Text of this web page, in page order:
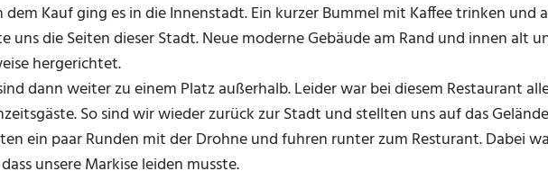
dem Kauf ging es in die Innenstadt. Ein kurzer Bummel mit Kaffee trinken und
uns die Seiten dieser Stadt. Neue moderne Gebäude am Rand und innen alt
hergerichtet.
dann weiter zu einem Platz außerhalb. Leider war bei diesem Restaurant
So sind wir wieder zurück zur Stadt und stellten uns auf das
ein paar Runden mit der Drohne und fuhren runter zum Resturant. Dabei
unsere Markise leiden musste.